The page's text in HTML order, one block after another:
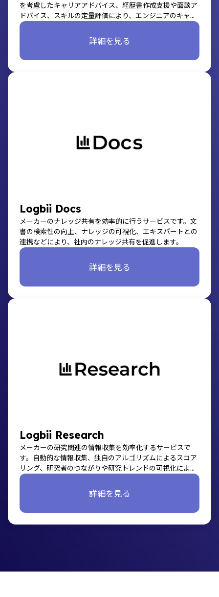
を考慮したキャリアアドバイス、経歴書作成支援や面談ア
ドバイス、スキルの定量評価により、エンジニアのキャリ
アアップを支援します。
詳細を見る
Logbii Docs
メーカーのナレッジ共有を効率的に行うサービスです。文
書の検索性の向上、ナレッジの可視化、エキスパートとの
連携などにより、社内のナレッジ共有を促進します。
詳細を見る
Logbii Research
メーカーの研究関連の情報収集を効率化するサービスで
す。自動的な情報収集、独自のアルゴリズムによるスコア
リング、研究者のつながりや研究トレンドの可視化によ
り、研究関連の情報収集を支援します。
詳細を見る